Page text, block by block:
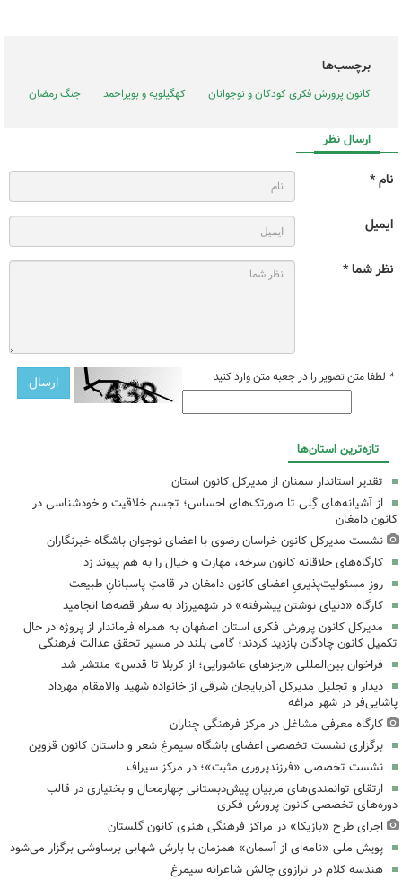
برچسب‌ها
کانون پرورش فکری کودکان و نوجوانان کهگیلویه و بویراحمد جنگ رمضان
ارسال نظر
نام *
ایمیل
نظر شما *
* لطفا متن تصویر را در جعبه متن وارد کنید
تازه‌ترین استان‌ها
تقدیر استاندار سمنان از مدیرکل کانون استان
از آشیانه‌های گِلی تا صورتک‌های احساس؛ تجسم خلاقیت و خودشناسی در
کانون دامغان
نشست مدیرکل کانون خراسان رضوی با اعضای نوجوان باشگاه خبرنگاران
کارگاه‌های خلاقانه کانون سرخه، مهارت و خیال را به هم پیوند زد
روزِ مسئولیت‌پذیریِ اعضای کانون دامغان در قامتِ پاسبانانِ طبیعت
کارگاه «دنیای نوشتن پیشرفته» در شهمیرزاد به سفر قصه‌ها انجامید
مدیرکل کانون پرورش فکری استان اصفهان به همراه فرماندار از پروژه در حال
تکمیل کانون چادگان بازدید کردند؛ گامی بلند در مسیر تحقق عدالت فرهنگی
فراخوان بین‌المللی «رجزهای عاشورایی؛ از کربلا تا قدس» منتشر شد
دیدار و تجلیل مدیرکل آذربایجان شرقی از خانواده شهید والامقام مهرداد
پاشایی‌فر در شهر مراغه
کارگاه معرفی مشاغل در مرکز فرهنگی چناران
برگزاری نشست تخصصی اعضای باشگاه سیمرغ شعر و داستان کانون قزوین
نشست تخصصی «فرزندپروری مثبت»؛ در مرکز سیراف
ارتقای توانمندی‌های مربیان پیش‌دبستانی چهارمحال و بختیاری در قالب
دوره‌های تخصصی کانون پرورش فکری
اجرای طرح «بازیکا» در مراکز فرهنگی هنری کانون گلستان
پویش ملی «نامه‌ای از آسمان» همزمان با بارش شهابی برساوشی برگزار می‌شود
هندسه کلام در ترازوی چالش شاعرانه سیمرغ